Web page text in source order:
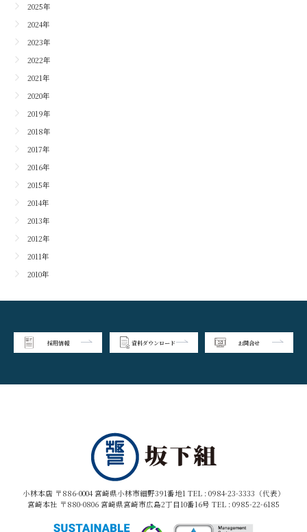
2025年
2024年
2023年
2022年
2021年
2020年
2019年
2018年
2017年
2016年
2015年
2014年
2013年
2012年
2011年
2010年
採用情報 資料ダウンロード お問合せ
小林本店 〒886-0004 宮崎県小林市細野391番地1 TEL : 0984-23-3333（代表）
宮崎本社 〒880-0806 宮崎県宮崎市広島2丁目10番16号 TEL : 0985-22-6185